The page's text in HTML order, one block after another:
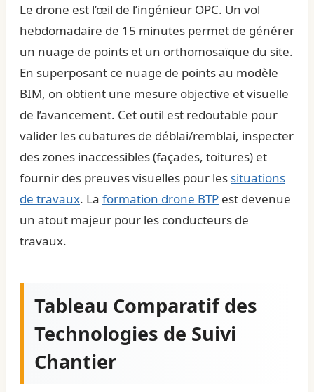
Le drone est l’œil de l’ingénieur OPC. Un vol
hebdomadaire de 15 minutes permet de générer
un nuage de points et un orthomosaïque du site.
En superposant ce nuage de points au modèle
BIM, on obtient une mesure objective et visuelle
de l’avancement. Cet outil est redoutable pour
valider les cubatures de déblai/remblai, inspecter
des zones inaccessibles (façades, toitures) et
fournir des preuves visuelles pour les situations
de travaux. La formation drone BTP est devenue
un atout majeur pour les conducteurs de
travaux.
Tableau Comparatif des
Technologies de Suivi
Chantier